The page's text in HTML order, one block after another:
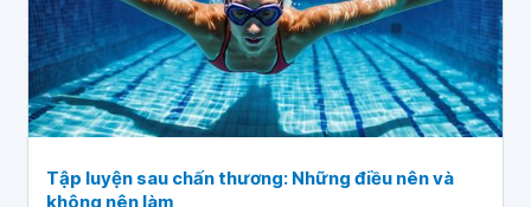
Tập luyện sau chấn thương: Những điều nên và
không nên làm